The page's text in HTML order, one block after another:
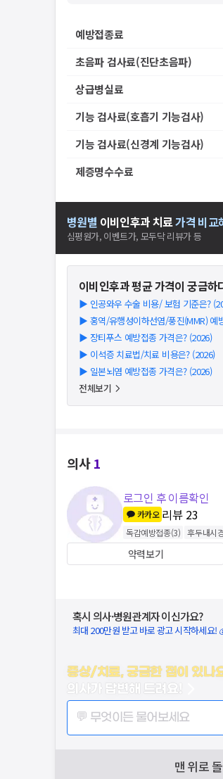
예방접종료
초음파 검사료(진단초음파)
상급병실료
기능 검사료(호흡기 기능검사)
기능 검사료(신경계 기능검사)
제증명수수료
병원별 이비인후과치료가격 비교
심평원가, 이벤트가, 모두닥 리뷰가 등
이비인후과평균 가격이 궁금하
▶ 인공와우 수술 비용/ 보험 기준은?
▶ 홍역/유행성이하선염/풍진(MMR) 예
▶ 장티푸스 예방접종 가격은? (2026)
▶ 이석증 치료법/치료 비용은? (2026)
▶ 일본뇌염 예방접종 가격은? (2026)
전체보기
의사1
로그인 후 이름확인
카카오 리뷰 23
독감예방접종(3) 후두내시
약력보기
혹시 의사·병원관계자 이신가요?
최대 200만원 받고 바로 광고 시작하세요!
증상/치료, 궁금한 점이 있나
의사가 답변해 드려요!
💬 무엇이든 물어보세요
맨 위로